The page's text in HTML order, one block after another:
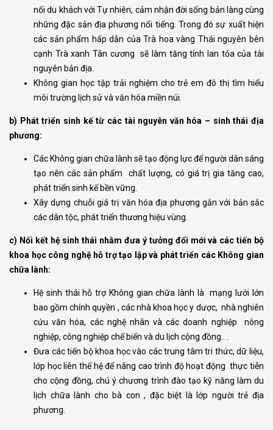
nối du khách với Tự nhiên, cảm nhận đời sống bản làng cùng
những đặc sản địa phương nổi tiếng. Trong đó sự xuất hiện
các sản phẩm hấp dẫn của Trà hoa vàng Thái nguyên bên
cạnh Trà xanh Tân cương sẽ làm tăng tính lan tỏa của tài
nguyên bản địa.
Không gian học tập trải nghiệm cho trẻ em đô thị tìm hiểu
môi trường lịch sử và văn hóa miền núi.
b) Phát triển sinh kế từ các tài nguyên văn hóa – sinh thái địa
phương:
Các Không gian chữa lành sẽ tạo động lực để người dân sáng
tạo nên các sản phẩm chất lượng, có giá trị gia tăng cao,
phát triển sinh kế bền vững.
Xây dựng chuỗi giá trị văn hóa địa phương gắn với bản sắc
các dân tộc, phát triển thương hiệu vùng.
c) Nối kếthệ sinh thái nhằm đưa ý tưởng đổi mới và các tiến bộ
khoa học công nghệ hỗ trợ tạo lập và phát triển các Không gian
chữa lành:
Hệ sinh thái hỗ trợ Không gian chữa lành là mạng lưới lớn
bao gồm chính quyền , các nhà khoa học y dược, nhà nghiên
cứu văn hóa, các nghệ nhân và các doanh nghiệp nông
nghiệp, công nghiệp chế biến và du lịch cộng đồng.. .
Đưa các tiến bộ khoa học vào các trung tâm tri thức, dữ liệu,
lớp học liên thế hệ để nâng cao trình độ hoạt động thực tiễn
cho cộng đồng, chú ý chương trình đào tạo kỹ năng làm du
lịch chữa lành cho bà con , đặc biệt là lớp người trẻ địa
phương.